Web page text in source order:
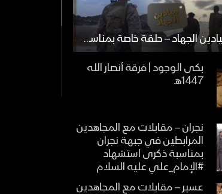
ميادين الجهاد – حلقة خاصة بمناسبة ذكرى استشهاد الإمام علي – الجوف خب وشعف
بكى الوجود | فرقة أنصار الله
1447هـ
نجران – مقابلات مع المجاهدين
المرابطين في جبهة نجران
بمناسبة ذكرى استشهاد
#الإمام_علي عليه السلام
عسير – مقابلات مع المجاهدين